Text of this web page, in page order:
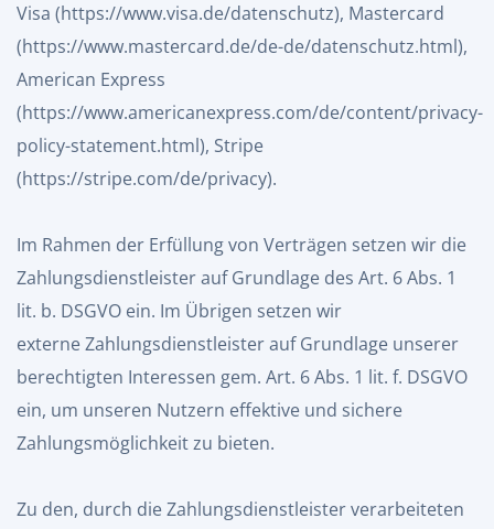
Visa (https://www.visa.de/datenschutz), Mastercard
(https://www.mastercard.de/de-de/datenschutz.html),
American Express
(https://www.americanexpress.com/de/content/privacy-
policy-statement.html), Stripe
(https://stripe.com/de/privacy).
Im Rahmen der Erfüllung von Verträgen setzen wir die
Zahlungsdienstleister auf Grundlage des Art. 6 Abs. 1
lit. b. DSGVO ein. Im Übrigen setzen wir
externe Zahlungsdienstleister auf Grundlage unserer
berechtigten Interessen gem. Art. 6 Abs. 1 lit. f. DSGVO
ein, um unseren Nutzern effektive und sichere
Zahlungsmöglichkeit zu bieten.
Zu den, durch die Zahlungsdienstleister verarbeiteten